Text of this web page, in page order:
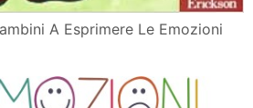
A Esprimere Le Emozioni